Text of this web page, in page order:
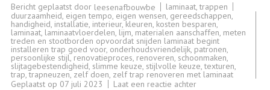
Bericht geplaatst door leesenafbouwbe laminaat,trappen
duurzaamheid, eigen tempo, eigen wensen, gereedschappen,
handigheid, installatie, interieur,kleuren, kosten besparen,
laminaat, laminaatvloerdelen, lijm, materialen aanschaffen, meten
treden en stootborden opvoordat snijden laminaat begint
installeren trap goed voor, onderhoudsvriendelijk, patronen,
persoonlijke stijl, renovatieproces, renoveren, schoonmaken,
slijtagebestendigheid, slimme keuze, stijlvolle keuze,texturen,
trap,trapneuzen, zelf doen, zelf trap renoveren met laminaat
Geplaatst op 07 juli 2023 Laat een reactie achterop